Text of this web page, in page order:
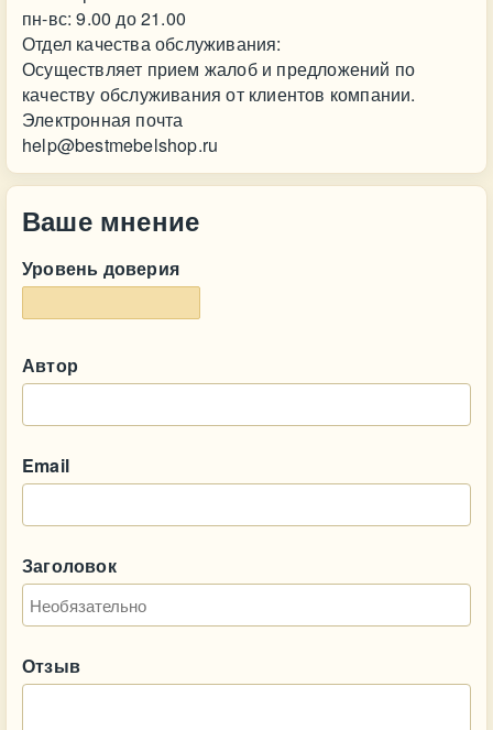
пн-вс: 9.00 до 21.00
Отдел качества обслуживания:
Осуществляет прием жалоб и предложений по
качеству обслуживания от клиентов компании.
Электронная почта
help@bestmebelshop.ru
Ваше мнение
Уровень доверия
Автор
Email
Заголовок
Отзыв